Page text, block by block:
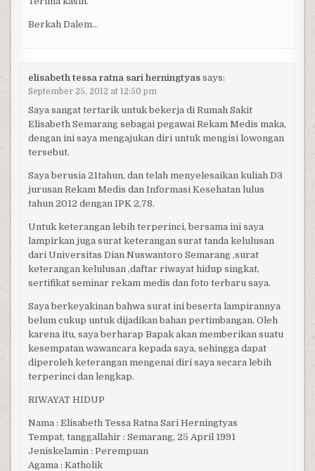
Berkah Dalem…
elisabeth tessa ratna sari herningtyas says:
September 25, 2012 at 12:50 pm
Saya sangat tertarik untuk bekerja di Rumah Sakit
Elisabeth Semarang sebagai pegawai Rekam Medis maka,
dengan ini saya mengajukan diri untuk mengisi lowongan
tersebut.
Saya berusia 21tahun, dan telah menyelesaikan kuliah D3
jurusan Rekam Medis dan Informasi Kesehatan lulus
tahun 2012 dengan IPK 2,78.
Untuk keterangan lebih terperinci, bersama ini saya
lampirkan juga surat keterangan surat tanda kelulusan
dari Universitas Dian Nuswantoro Semarang ,surat
keterangan kelulusan ,daftar riwayat hidup singkat,
sertifikat seminar rekam medis dan foto terbaru saya.
Saya berkeyakinan bahwa surat ini beserta lampirannya
belum cukup untuk dijadikan bahan pertimbangan. Oleh
karena itu, saya berharap Bapak akan memberikan suatu
kesempatan wawancara kepada saya, sehingga dapat
diperoleh keterangan mengenai diri saya secara lebih
terperinci dan lengkap.
RIWAYAT HIDUP
Nama : Elisabeth Tessa Ratna Sari Herningtyas
Tempat, tanggallahir : Semarang, 25 April 1991
Jeniskelamin : Perempuan
Agama : Katholik